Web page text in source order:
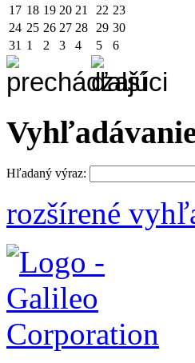
17 18 19 20 21 22 23
24 25 26 27 28 29 30
31 1 2 3 4 5 6
Hľadaný výraz:
rozšírené